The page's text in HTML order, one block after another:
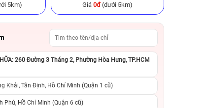
4.790.000đ 10.990.000đ
5km) Giá 0đ(dưới 5km)
260 Đường 3 Tháng 2, Phường Hòa Hưng, TP.HCM
Khải, Tân Định, Hồ Chí Minh (Quận 1 cũ)
Phú, Hồ Chí Minh (Quận 6 cũ)